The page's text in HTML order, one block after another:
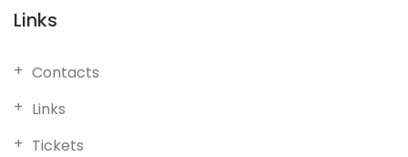
Links
Contacts
Links
Tickets